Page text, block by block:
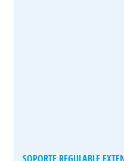
SOPORTE REGULABLE